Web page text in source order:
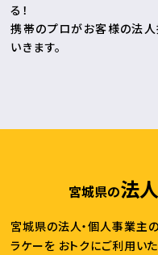
る！
携帯のプロがお客様の法人
いきます。
宮城県の法
宮城県の法人・個人事業主の
ラケーを おトクにご利用い